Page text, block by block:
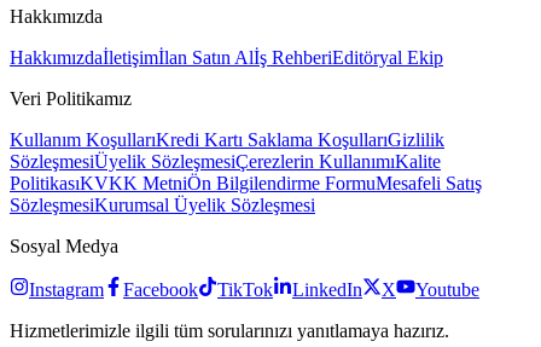
Hakkımızda
Hakkımızdaİletişimİlan Satın Alİş RehberiEditöryal Ekip
Veri Politikamız
Kullanım KoşullarıKredi Kartı Saklama KoşullarıGizlilik
SözleşmesiÜyelik SözleşmesiÇerezlerin KullanımıKalite
PolitikasıKVKK MetniÖn Bilgilendirme FormuMesafeli Satış
SözleşmesiKurumsal Üyelik Sözleşmesi
Sosyal Medya
Instagram Facebook TikTok LinkedIn X
Youtube
Hizmetlerimizle ilgili tüm sorularınızı yanıtlamaya hazırız.